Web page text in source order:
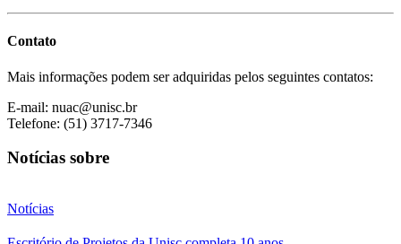
Contato
Mais informações podem ser adquiridas pelos seguintes contatos:
E-mail: nuac@unisc.br
Telefone: (51) 3717-7346
Notícias sobre
Notícias